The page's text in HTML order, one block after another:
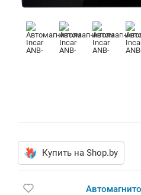
Купить на Shop.by